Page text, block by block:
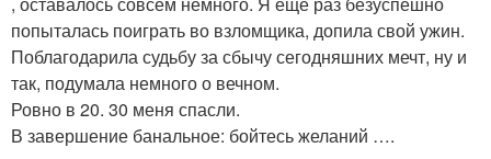
попыталась поиграть во взломщика, допила свой ужин.
Поблагодарила судьбу за сбычу сегодняшних мечт, ну и
так, подумала немного о вечном.
Ровно в 20. 30 меня спасли.
В завершение банальное: бойтесь желаний ….